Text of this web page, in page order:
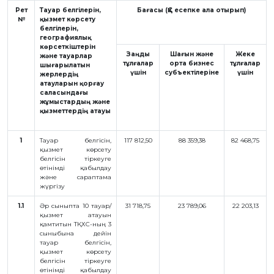
БАНК
РЕКВИЗИТТЕРІ
АЛМАТЫ
Қ.
ФИЛИАЛЫ
ҚАРЖЫЛЫҚ
ЕСЕП
ХАЛЫҚАРАЛЫҚ
ЫНТЫМАҚТАСТЫҚ
ҚЫЗМЕТТІК
БОС
«ҚАЗАҚСТАННЫҢ
ЗИЯТКЕРЛІК
МЕНШІГІ»
ЖУРНАЛЫ
МЕМЛЕКЕТТІК
КӨРСЕТІЛЕТІН
ҚЫЗМЕТТЕР
АЛУЛАР
СЫБАЙЛАС
ЖЕМҚОРЛЫҚҚА
ҚАРСЫ ІС-
ҚИМЫЛ
ШАПАҒАТ
ФОРУМЫ
Рет
№
Тауар белгілерін,
қызмет көрсету
белгілерін,
географиялық
көрсеткіштерін
және тауарлар
шығарылатын
жерлердің
атауларын қорғау
саласындағы
жұмыстардың және
қызметтердің атауы
Бағасы (ҚҚС есепке ала отырып)
Заңды
тұлғалар
үшін
Шағын және
орта бизнес
субъектілеріне
Жеке
тұлғалар
үшін
1
Тауар белгісін,
қызмет көрсету
белгісін тіркеуге
өтінімді қабылдау
және сараптама
жүргізу
117 812,50 88 359,38 82 468,75
1.1
Әр сыныпта 10 тауар/
қызмет атауын
қамтитын ТҚХС-ның 3
сыныбына дейін
тауар белгісін,
қызмет көрсету
белгісін тіркеуге
өтінімді қабылдау
31 718,75 23 789,06 22 203,13